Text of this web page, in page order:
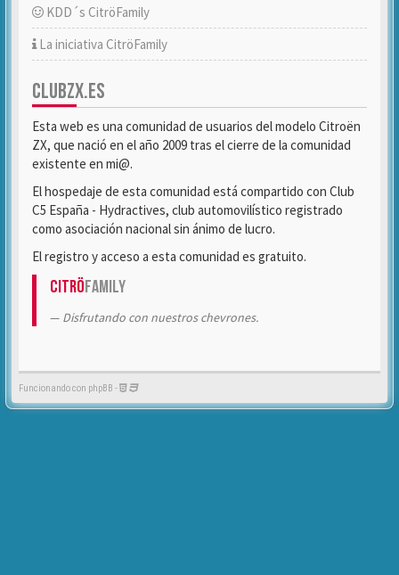
KDD´s CitröFamily
La iniciativa CitröFamily
CLUBZX.ES
Esta web es una comunidad de usuarios del modelo Citroën
ZX, que nació en el año 2009 tras el cierre de la comunidad
existente en mi@.
El hospedaje de esta comunidad está compartido con Club
C5 España - Hydractives, club automovilístico registrado
como asociación nacional sin ánimo de lucro.
El registro y acceso a esta comunidad es gratuito.
CitröFamily
Disfrutando con nuestros chevrones.
Funcionando con phpBB -